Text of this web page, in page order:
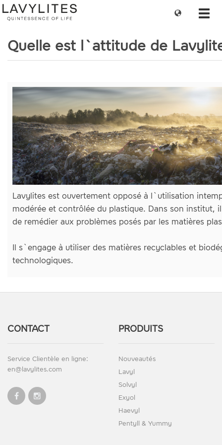
Change
Quelle est l`attitude de
Lavylites est ouvertement opposé à l`utilisation
modérée et contrôlée du plastique. Dans son institut,
de remédier aux problèmes posés par les matières
Il s`engage à utiliser des matières recyclables et
technologiques.
CONTACT
Service Clientèle en ligne:
en@lavylites.com
PRODUITS
Nouveautés
Lavyl
Solvyl
Exyol
Haevyl
Pentyll & Yummy